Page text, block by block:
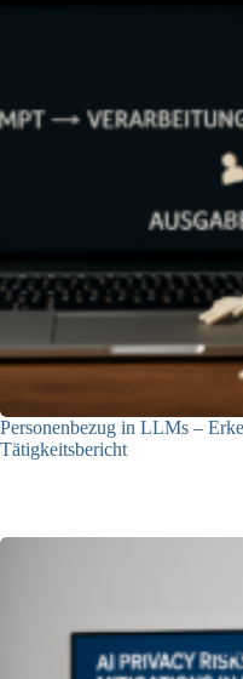
Personenbezug in LLMs –
Tätigkeitsbericht